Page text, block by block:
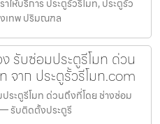
ให้บริการ ประตูรั้วรีโมท, ประตูรั้ว
เทพ ปริมณฑล
รับซ่อมประตูรีโมท ด่วน
จาก ประตูรั้วรีโมท.com
ระตูรีโมท ด่วนถึงที่โดย ช่างซ่อม
รับติดตั้งประตูรี